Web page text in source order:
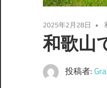
2025年2月28日
和歌山
投稿者: